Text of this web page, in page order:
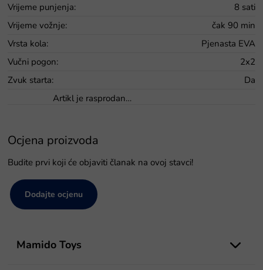
Vrijeme punjenja:
8 sati
Vrijeme vožnje:
čak 90 min
Vrsta kola:
Pjenasta EVA
Vučni pogon:
2x2
Zvuk starta:
Da
Artikl je rasprodan…
Ocjena proizvoda
Budite prvi koji će objaviti članak na ovoj stavci!
Dodajte ocjenu
Mamido Toys